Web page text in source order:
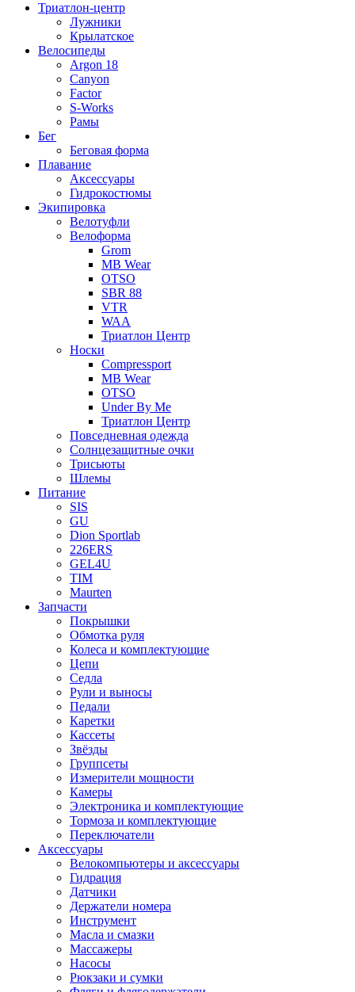
Триатлон-центр
Лужники
Крылатское
Велосипеды
Argon 18
Canyon
Factor
S-Works
Рамы
Бег
Беговая форма
Плавание
Аксессуары
Гидрокостюмы
Экипировка
Велотуфли
Велоформа
Grom
MB Wear
OTSO
SBR 88
VTR
WAA
Триатлон Центр
Носки
Compressport
MB Wear
OTSO
Under By Me
Триатлон Центр
Повседневная одежда
Солнцезащитные очки
Трисьюты
Шлемы
Питание
SIS
GU
Dion Sportlab
226ERS
GEL4U
TIM
Maurten
Запчасти
Покрышки
Обмотка руля
Колеса и комплектующие
Цепи
Седла
Рули и выносы
Педали
Каретки
Кассеты
Звёзды
Группсеты
Измерители мощности
Камеры
Электроника и комплектующие
Тормоза и комплектующие
Переключатели
Аксессуары
Велокомпьютеры и аксессуары
Гидрация
Датчики
Держатели номера
Инструмент
Масла и смазки
Массажеры
Насосы
Рюкзаки и сумки